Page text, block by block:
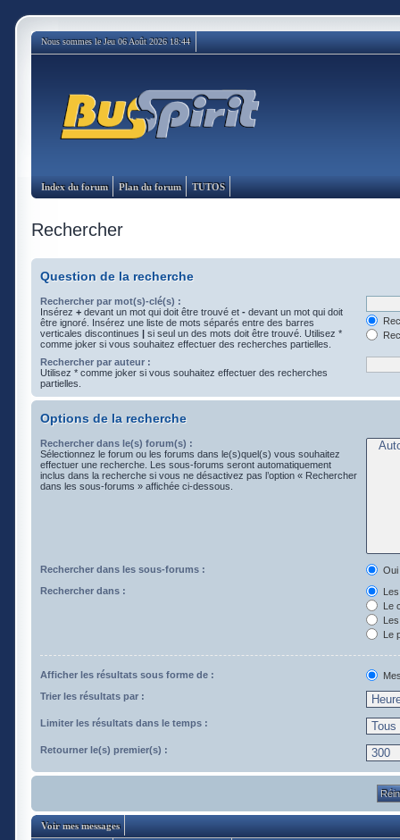
Nous sommes le Jeu 06 Août 2026 18:44
Index du forum Plan du forum TUTOS
Rechercher
Question de la recherche
Rechercher par mot(s)-clé(s) :
Insérez + devant un mot qui doit être trouvé et - devant un mot qui doit
être ignoré. Insérez une liste de mots séparés entre des barres
verticales discontinues | si seul un des mots doit être trouvé. Utilisez *
comme joker si vous souhaitez effectuer des recherches partielles.
Rechercher par auteur :
Utilisez * comme joker si vous souhaitez effectuer des recherches
partielles.
Options de la recherche
Rechercher dans le(s) forum(s) :
Sélectionnez le forum ou les forums dans le(s)quel(s) vous souhaitez
effectuer une recherche. Les sous-forums seront automatiquement
inclus dans la recherche si vous ne désactivez pas l’option « Rechercher
dans les sous-forums » affichée ci-dessous.
Rechercher dans les sous-forums :
Oui
Rechercher dans :
Le
Le
Afficher les résultats sous forme de :
Trier les résultats par :
Limiter les résultats dans le temps :
Retourner le(s) premier(s) :
Voir mes messages